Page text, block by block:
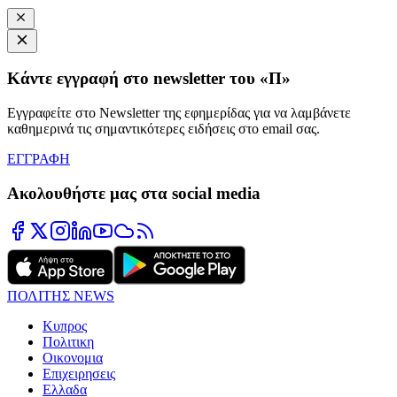
Κάντε εγγραφή στο newsletter του «Π»
Εγγραφείτε στο Newsletter της εφημερίδας για να λαμβάνετε
καθημερινά τις σημαντικότερες ειδήσεις στο email σας.
ΕΓΓΡΑΦΗ
Ακολουθήστε μας στα social media
ΠΟΛΙΤΗΣ NEWS
Κυπρος
Πολιτικη
Οικονομια
Επιχειρησεις
Ελλαδα